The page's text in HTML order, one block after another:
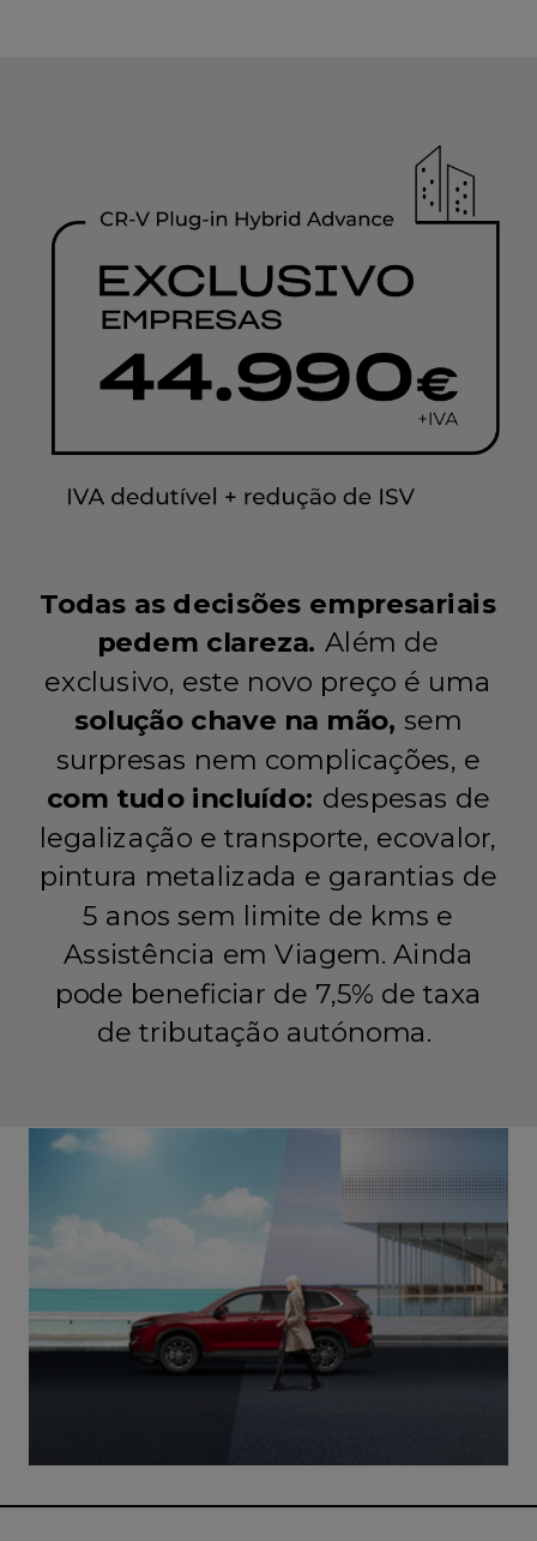
Todas as decisões empresariais
pedem clareza. Além de
exclusivo, este novo preço é uma
solução chave na mão, sem
surpresas nem complicações, e
com tudo incluído: despesas de
legalização e transporte, ecovalor,
pintura metalizada e garantias de
5 anos sem limite de kms e
Assistência em Viagem. Ainda
pode beneficiar de 7,5% de taxa
de tributação autónoma.